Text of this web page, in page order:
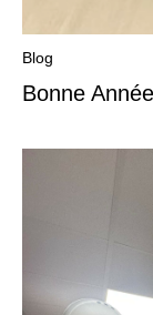
Blog
Bonne